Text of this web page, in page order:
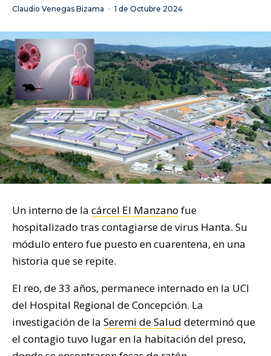
Claudio Venegas Bizama · 1 de Octubre 2024
Un interno de la cárcel El Manzano fue
hospitalizado tras contagiarse de virus Hanta. Su
módulo entero fue puesto en cuarentena, en una
historia que se repite.
El reo, de 33 años, permanece internado en la UCI
del Hospital Regional de Concepción. La
investigación de la Seremi de Salud determinó que
el contagio tuvo lugar en la habitación del preso,